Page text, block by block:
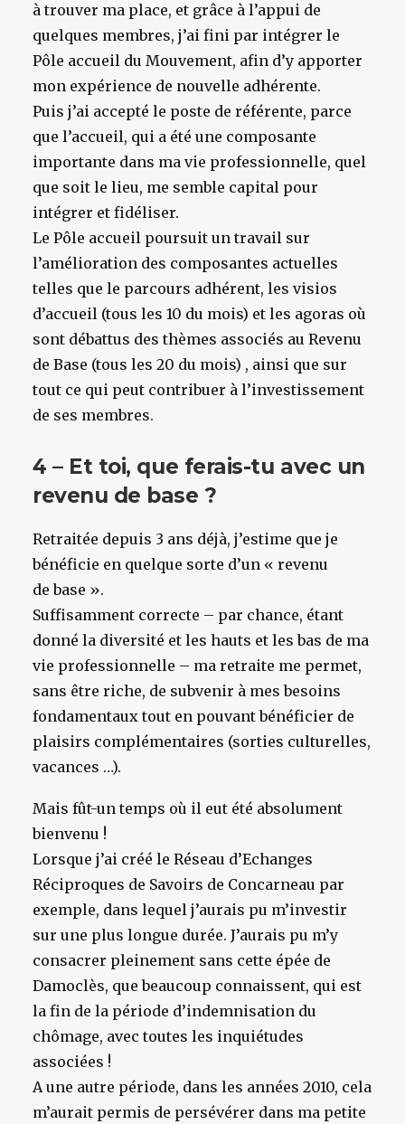
à trouver ma place, et grâce à l’appui de
quelques membres, j’ai fini par intégrer le
Pôle accueil du Mouvement, afin d’y apporter
mon expérience de nouvelle adhérente.
Puis j’ai accepté le poste de référente, parce
que l’accueil, qui a été une composante
importante dans ma vie professionnelle, quel
que soit le lieu, me semble capital pour
intégrer et fidéliser.
Le Pôle accueil poursuit un travail sur
l’amélioration des composantes actuelles
telles que le parcours adhérent, les visios
d’accueil (tous les 10 du mois) et les agoras où
sont débattus des thèmes associés au Revenu
de Base (tous les 20 du mois) , ainsi que sur
tout ce qui peut contribuer à l’investissement
de ses membres.
4 – Et toi, que ferais-tu avec un
revenu de base ?
Retraitée depuis 3 ans déjà, j’estime que je
bénéficie en quelque sorte d’un « revenu
de base ».
Suffisamment correcte – par chance, étant
donné la diversité et les hauts et les bas de ma
vie professionnelle – ma retraite me permet,
sans être riche, de subvenir à mes besoins
fondamentaux tout en pouvant bénéficier de
plaisirs complémentaires (sorties culturelles,
vacances …).
Mais fût-un temps où il eut été absolument
bienvenu !
Lorsque j’ai créé le Réseau d’Echanges
Réciproques de Savoirs de Concarneau par
exemple, dans lequel j’aurais pu m’investir
sur une plus longue durée. J’aurais pu m’y
consacrer pleinement sans cette épée de
Damoclès, que beaucoup connaissent, qui est
la fin de la période d’indemnisation du
chômage, avec toutes les inquiétudes
associées !
A une autre période, dans les années 2010, cela
m’aurait permis de persévérer dans ma petite